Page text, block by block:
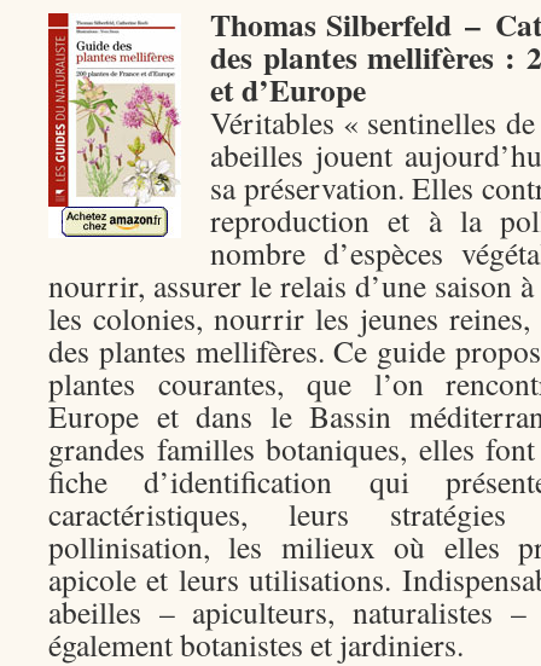
Thomas Silberfeld –
des plantes mellifères :
et d’Europe
Véritables « sentinelles
abeilles jouent
sa préservation. Elles
reproduction et à la
nombre d’espèces
nourrir, assurer le relais d’une saison
les colonies, nourrir les jeunes
des plantes mellifères. Ce guide
plantes courantes, que l’on
Europe et dans le Bassin
grandes familles botaniques, elles
fiche d’identification qui
caractéristiques, leurs
pollinisation, les milieux où elles
apicole et leurs utilisations.
abeilles – apiculteurs, naturalistes –
également botanistes et jardiniers.